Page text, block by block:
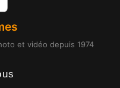
et vidéo depuis 1974